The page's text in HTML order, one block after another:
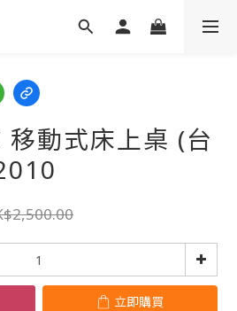
動式床上桌 (台
立即購買